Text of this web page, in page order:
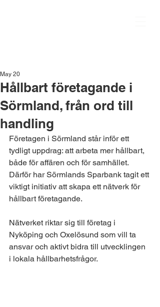
Hållbart företagande i
Sörmland, från ord till
handling
May 20
Företagen i Sörmland står inför ett
tydligt uppdrag: att arbeta mer hållbart,
både för affären och för samhället.
Därför har Sörmlands Sparbank tagit ett
viktigt initiativ att skapa ett nätverk för
hållbart företagande.
Nätverket riktar sig till företag i
Nyköping och Oxelösund som vill ta
ansvar och aktivt bidra till utvecklingen
i lokala hållbarhetsfrågor.